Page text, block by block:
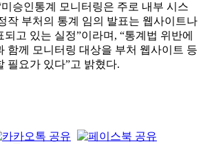
미승인통계 모니터링은 주로 내부 시스
작 부처의 통계 임의 발표는 웹사이트나
되고 있는 실정”이라며 , “통계법 위반에
함께 모니터링 대상을 부처 웹사이트 등
필요가 있다”고 밝혔다.